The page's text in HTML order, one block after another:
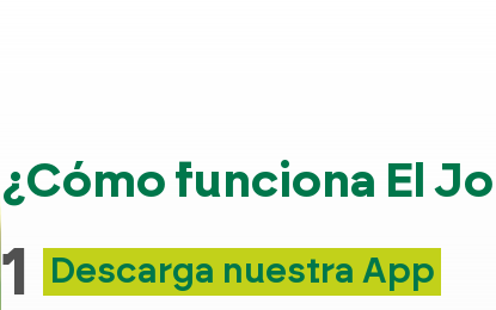
¿Cómo funciona El
1 Descarga nuestra App